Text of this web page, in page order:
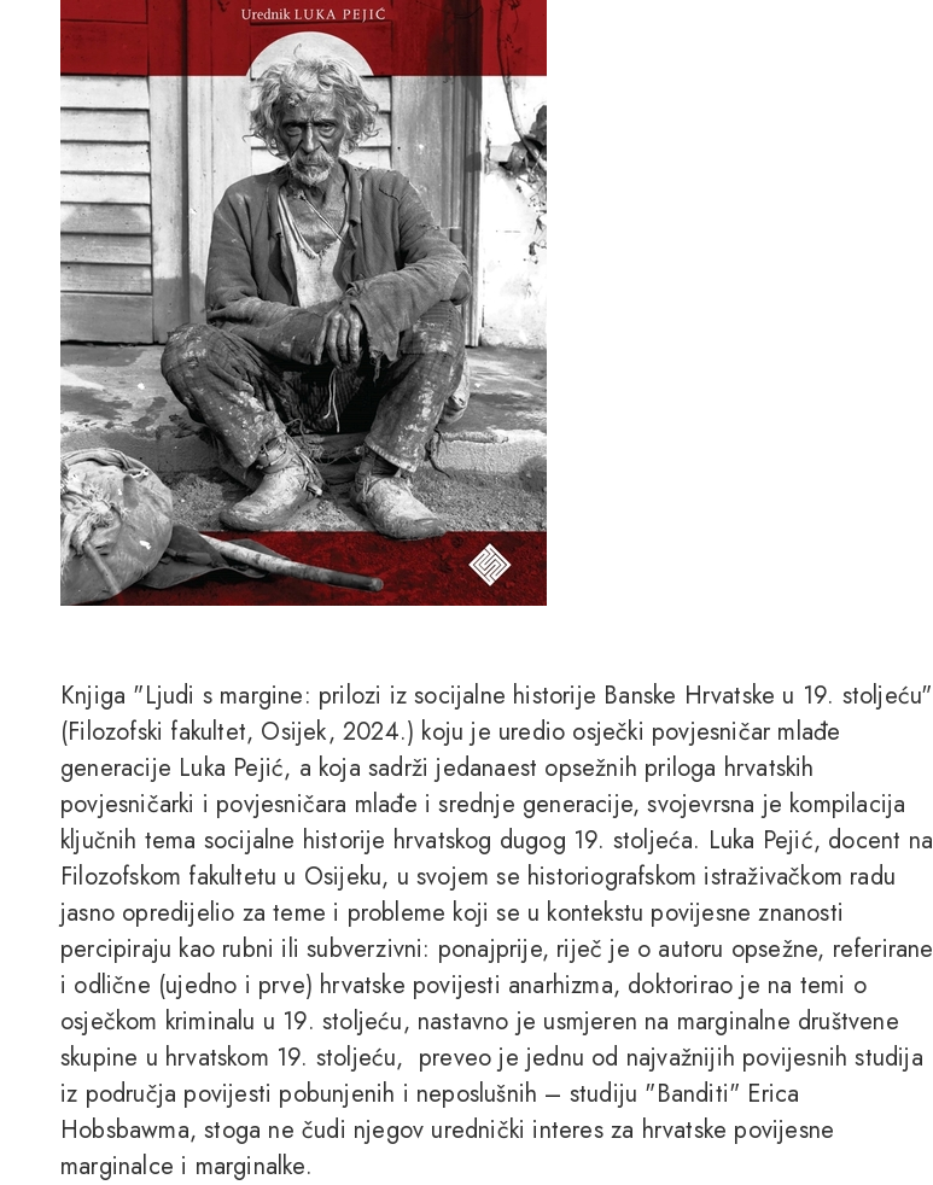
Knjiga "Ljudi s margine: prilozi iz socijalne historije Banske Hrvatske u 19. stoljeću"
(Filozofski fakultet, Osijek, 2024.) koju je uredio osječki povjesničar mlađe
generacije Luka Pejić, a koja sadrži jedanaest opsežnih priloga hrvatskih
povjesničarki i povjesničara mlađe i srednje generacije, svojevrsna je kompilacija
ključnih tema socijalne historije hrvatskog dugog 19. stoljeća. Luka Pejić, docent na
Filozofskom fakultetu u Osijeku, u svojem se historiografskom istraživačkom radu
jasno opredijelio za teme i probleme koji se u kontekstu povijesne znanosti
percipiraju kao rubni ili subverzivni: ponajprije, riječ je o autoru opsežne, referirane
i odlične (ujedno i prve) hrvatske povijesti anarhizma, doktorirao je na temi o
osječkom kriminalu u 19. stoljeću, nastavno je usmjeren na marginalne društvene
skupine u hrvatskom 19. stoljeću, preveo je jednu od najvažnijih povijesnih studija
iz područja povijesti pobunjenih i neposlušnih – studiju "Banditi" Erica
Hobsbawma, stoga ne čudi njegov urednički interes za hrvatske povijesne
marginalce i marginalke.